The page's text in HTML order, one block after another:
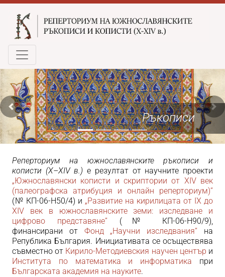
Ръкописи
Previous slide
Реперториум на южнославянските ръкописи и
кописти (X–XIVв.) е резултат от научните проекти
„Южнославянски кописти и скриптории от XIVвек
(палеографска атрибуция и онлайн реперториум)”
(№ КП-06-Н50/4) и „Развитие на кирилицата от IX до
XIV век в южнославянските земи: изследване и
цифрово представяне” (№ КП-06-Н90/9),
финансирани от Фонд „Научни изследвания“ на
Република България. Инициативата се осъществява
съвместно от Кирило-Методиевския научен център и
Института по математика и информатика при
Българската академия на науките.